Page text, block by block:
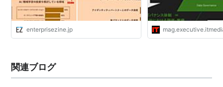
enterprisezine.jp
関連ブログ